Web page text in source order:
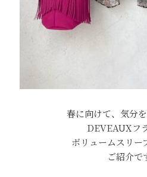
春に向けて、気分
DEVEAUXフ
ボリュームスリー
ご紹介で